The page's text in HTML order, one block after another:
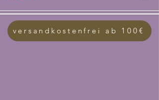
versandkostenfrei ab 100€